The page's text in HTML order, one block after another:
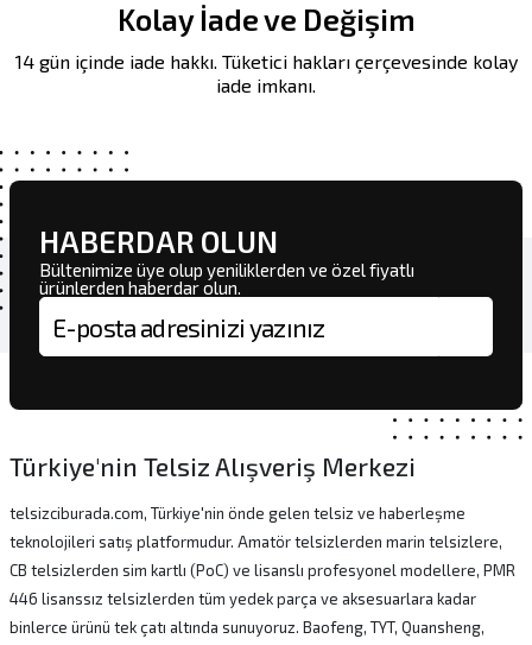
Kolay İade ve Değişim
14 gün içinde iade hakkı. Tüketici hakları çerçevesinde kolay
iade imkanı.
HABERDAR OLUN
Bültenimize üye olup yeniliklerden ve özel fiyatlı
ürünlerden haberdar olun.
E-posta adresi
Türkiye'nin Telsiz Alışveriş Merkezi
telsizciburada.com, Türkiye'nin önde gelen telsiz ve haberleşme
teknolojileri satış platformudur. Amatör telsizlerden marin telsizlere,
CB telsizlerden sim kartlı (PoC) ve lisanslı profesyonel modellere, PMR
446 lisanssız telsizlerden tüm yedek parça ve aksesuarlara kadar
binlerce ürünü tek çatı altında sunuyoruz. Baofeng, TYT, Quansheng,